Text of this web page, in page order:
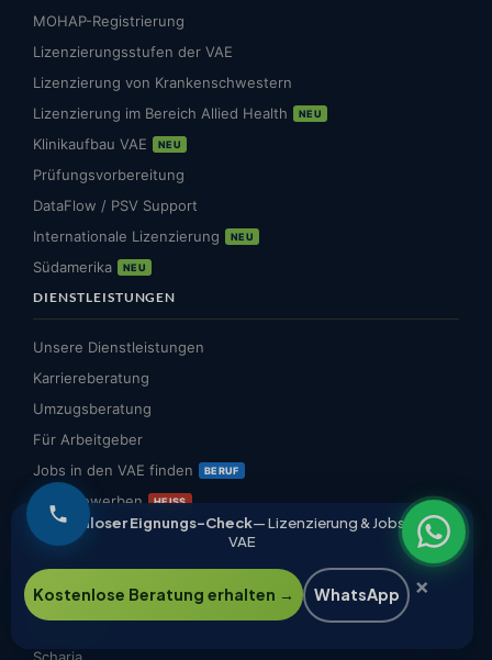
MOHAP-Registrierung
Lizenzierungsstufen der VAE
Lizenzierung von Krankenschwestern
Lizenzierung im Bereich Allied Health
NEU
Klinikaufbau VAE NEU
Prüfungsvorbereitung
DataFlow / PSV Support
Internationale Lizenzierung
NEU
Südamerika NEU
DIENSTLEISTUNGEN
Unsere Dienstleistungen
Karriereberatung
Umzugsberatung
Für Arbeitgeber
Jobs in den VAE finden
BERUF
Jetzt bewerben HEISS
STÄDTE
Dubai
Abu Dhabi
Kostenloser Eignungs-Check— Lizenzierung & Jobs in den
VAE
Kostenlose Beratung erhalten → WhatsApp ×